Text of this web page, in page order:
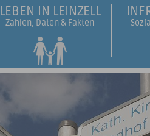
LEBEN IN LEINZELL
Zahlen, Daten & Fakten